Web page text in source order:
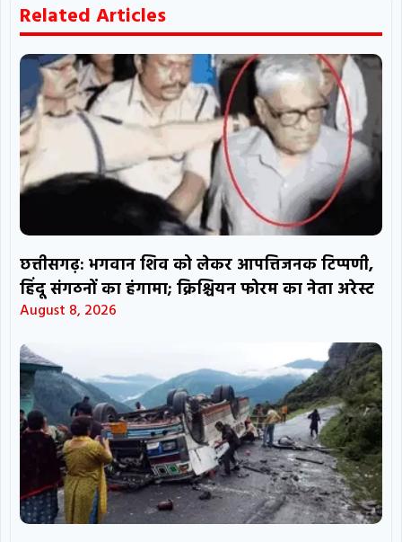
Related Articles
छत्तीसगढ़: भगवान शिव को लेकर आपत्तिजनक टिप्पणी,
हिंदू संगठनों का हंगामा; क्रिश्चियन फोरम का नेता अरेस्ट
August 8, 2026